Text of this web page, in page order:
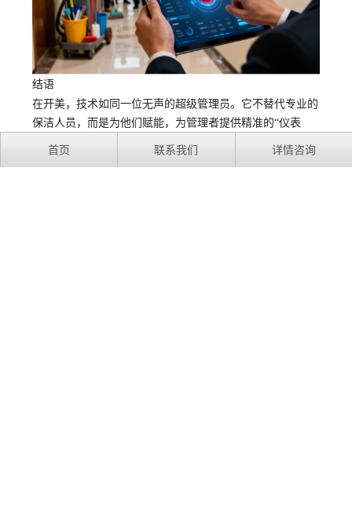
结语
在开美，技术如同一位无声的超级管理员。它不替代专业的
保洁人员，而是为他们赋能，为管理者提供精准的“仪表
盘”。我们致力于让企业保洁这项基础工作，变得可衡量、
首页 联系我们 详情咨询